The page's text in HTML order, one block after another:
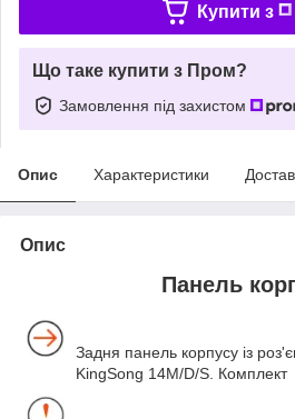
Купити з
Що таке купити з Пром?
Замовлення під захистом
Опис Характеристики
Опис
Панель
Задня панель корпусу із
KingSong 14M/D/S. Комплект